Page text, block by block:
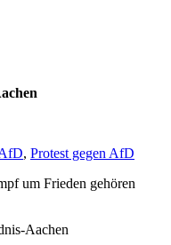
, Protest gegen AfD
um Frieden gehören
Aachen